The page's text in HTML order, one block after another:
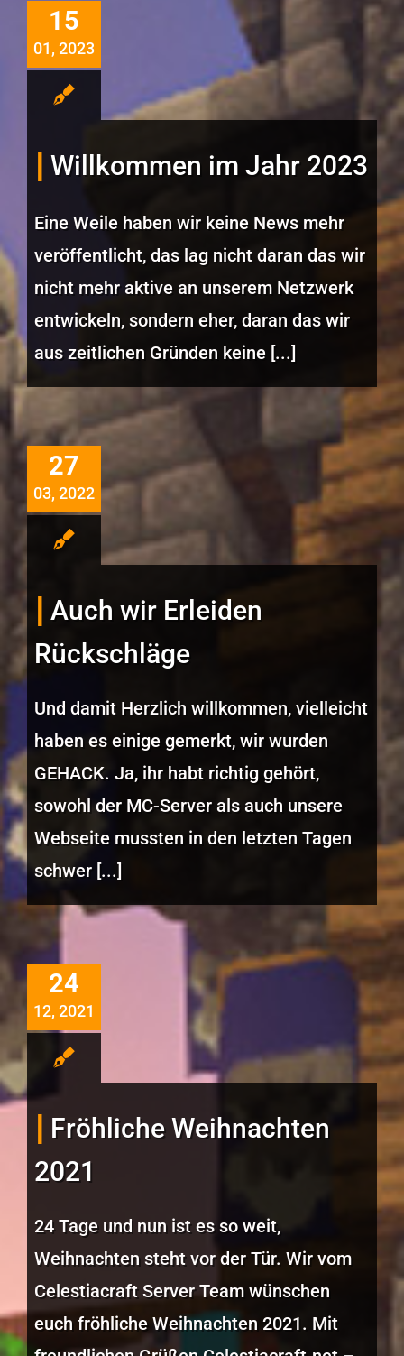
15
01, 2023
Willkommen im Jahr 2023
Eine Weile haben wir keine News mehr
veröffentlicht, das lag nicht daran das wir
nicht mehr aktive an unserem Netzwerk
entwickeln, sondern eher, daran das wir
aus zeitlichen Gründen keine [...]
27
03, 2022
Auch wir Erleiden
Rückschläge
Und damit Herzlich willkommen, vielleicht
haben es einige gemerkt, wir wurden
GEHACK. Ja, ihr habt richtig gehört,
sowohl der MC-Server als auch unsere
Webseite mussten in den letzten Tagen
schwer [...]
24
12, 2021
Fröhliche Weihnachten
2021
24 Tage und nun ist es so weit,
Weihnachten steht vor der Tür. Wir vom
Celestiacraft Server Team wünschen
euch fröhliche Weihnachten 2021. Mit